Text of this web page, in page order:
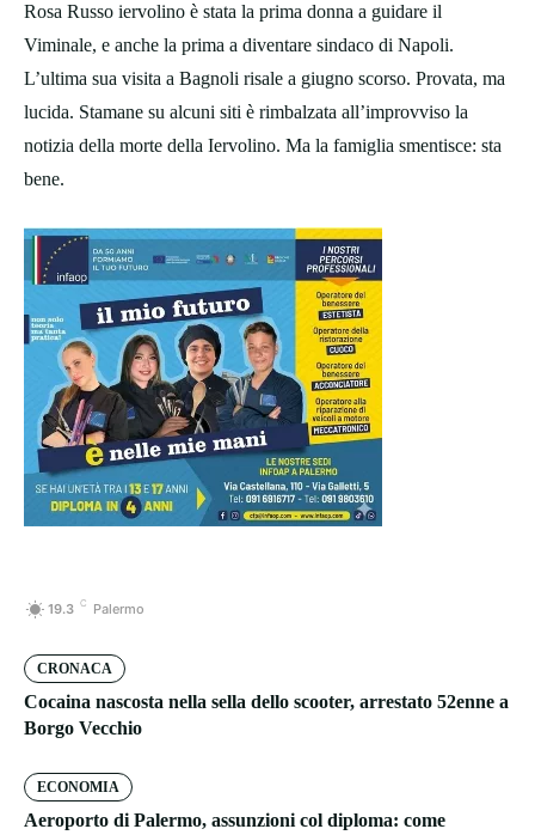
Rosa Russo iervolino è stata la prima donna a guidare il
Viminale, e anche la prima a diventare sindaco di Napoli.
L’ultima sua visita a Bagnoli risale a giugno scorso. Provata, ma
lucida. Stamane su alcuni siti è rimbalzata all’improvviso la
notizia della morte della Iervolino. Ma la famiglia smentisce: sta
bene.
19.3 C Palermo
CRONACA
Cocaina nascosta nella sella dello scooter, arrestato 52enne a
Borgo Vecchio
ECONOMIA
Aeroporto di Palermo, assunzioni col diploma: come